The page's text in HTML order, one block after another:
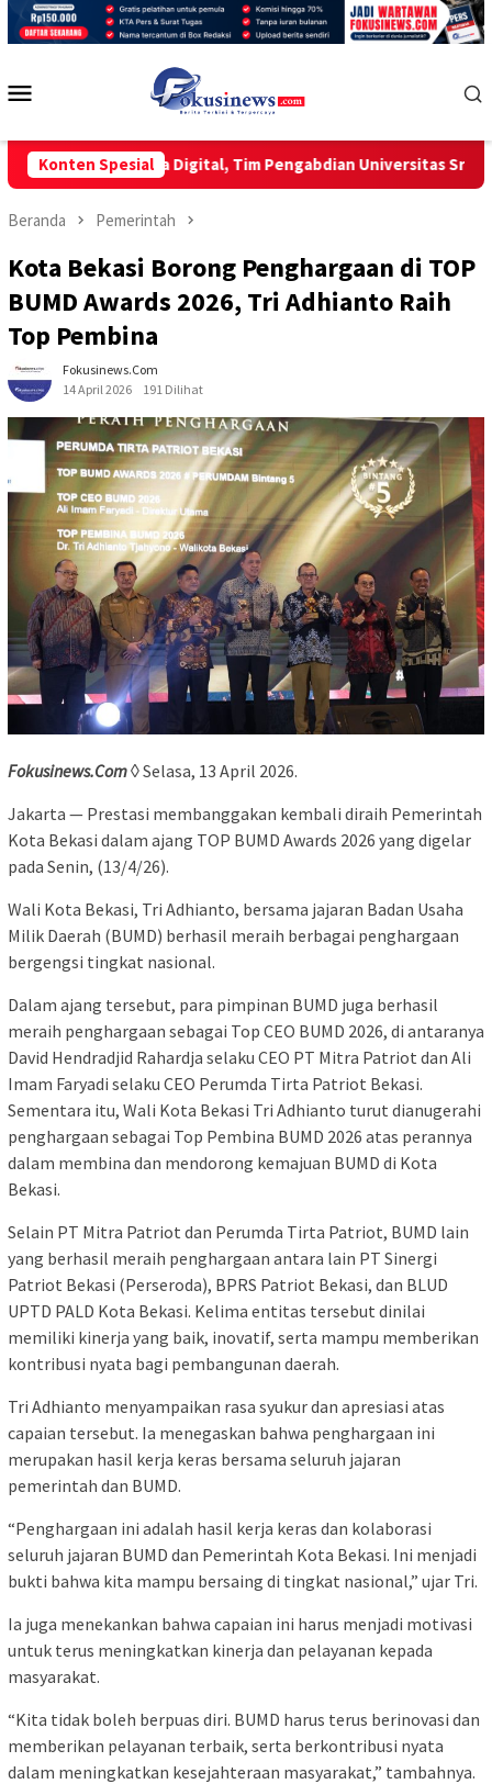
Loncat
Konten Spesial
di Era Digital, Tim Pengabdian Universitas Sriwijaya
Beranda Pemerintah
Kota Bekasi Borong Penghargaan di TOP
BUMD Awards 2026, Tri Adhianto Raih
Top Pembina
Fokusinews.com
14 April 2026
191 Dilihat
Fokusinews.Com◊ Selasa, 13 April 2026.
Jakarta — Prestasi membanggakan kembali diraih Pemerintah
Kota Bekasi dalam ajang TOP BUMD Awards 2026 yang digelar
pada Senin, (13/4/26).
Wali Kota Bekasi, Tri Adhianto, bersama jajaran Badan Usaha
Milik Daerah (BUMD) berhasil meraih berbagai penghargaan
bergengsi tingkat nasional.
Dalam ajang tersebut, para pimpinan BUMD juga berhasil
meraih penghargaan sebagai Top CEO BUMD 2026, di antaranya
David Hendradjid Rahardja selaku CEO PT Mitra Patriot dan Ali
Imam Faryadi selaku CEO Perumda Tirta Patriot Bekasi.
Sementara itu, Wali Kota Bekasi Tri Adhianto turut dianugerahi
penghargaan sebagai Top Pembina BUMD 2026 atas perannya
dalam membina dan mendorong kemajuan BUMD di Kota
Bekasi.
Selain PT Mitra Patriot dan Perumda Tirta Patriot, BUMD lain
yang berhasil meraih penghargaan antara lain PT Sinergi
Patriot Bekasi (Perseroda), BPRS Patriot Bekasi, dan BLUD
UPTD PALD Kota Bekasi. Kelima entitas tersebut dinilai
memiliki kinerja yang baik, inovatif, serta mampu memberikan
kontribusi nyata bagi pembangunan daerah.
Tri Adhianto menyampaikan rasa syukur dan apresiasi atas
capaian tersebut. Ia menegaskan bahwa penghargaan ini
merupakan hasil kerja keras bersama seluruh jajaran
pemerintah dan BUMD.
“Penghargaan ini adalah hasil kerja keras dan kolaborasi
seluruh jajaran BUMD dan Pemerintah Kota Bekasi. Ini menjadi
bukti bahwa kita mampu bersaing di tingkat nasional,” ujar Tri.
Ia juga menekankan bahwa capaian ini harus menjadi motivasi
untuk terus meningkatkan kinerja dan pelayanan kepada
masyarakat.
“Kita tidak boleh berpuas diri. BUMD harus terus berinovasi dan
memberikan pelayanan terbaik, serta berkontribusi nyata
dalam meningkatkan kesejahteraan masyarakat,” tambahnya.